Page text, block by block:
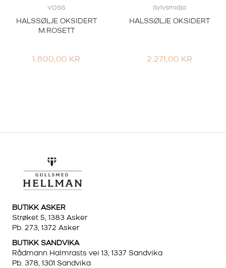
VOSS
HALSSØLJE OKSIDERT
M.ROSETT
1.800,00 KR
Sylvsmidja
HALSSØLJE OKSIDERT
2.271,00 KR
BUTIKK ASKER
Strøket 5, 1383 Asker
Pb. 273, 1372 Asker
BUTIKK SANDVIKA
Rådmann Halmrasts vei 13, 1337 Sandvika
Pb. 378, 1301 Sandvika